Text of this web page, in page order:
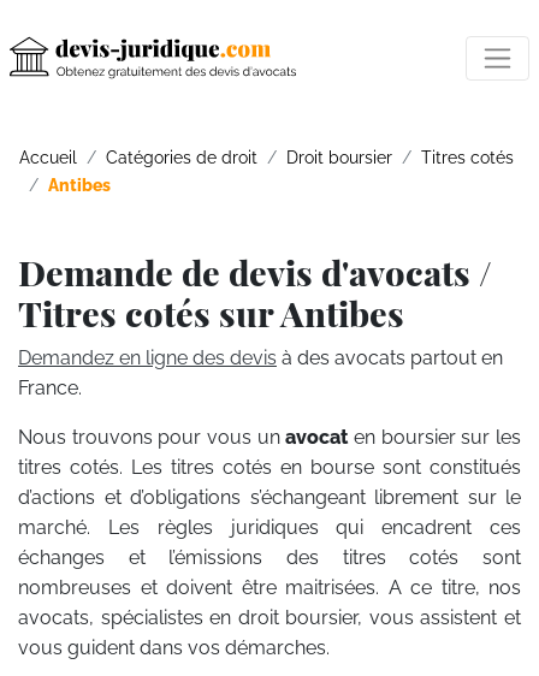
Accueil Catégories de droit Droit boursier
Titres cotés
Antibes
Demande de devis d'avocats /
Titres cotés sur Antibes
Demandez en ligne des devis à des avocats partout en
France.
Nous trouvons pour vous unavocaten boursier sur les
titres cotés. Les titres cotés en bourse sont constitués
d’actions et d’obligations s’échangeant librement sur le
marché. Les règles juridiques qui encadrent ces
échanges et l’émissions des titres cotés sont
nombreuses et doivent être maitrisées. A ce titre, nos
avocats, spécialistes en droit boursier, vous assistent et
vous guident dans vos démarches.